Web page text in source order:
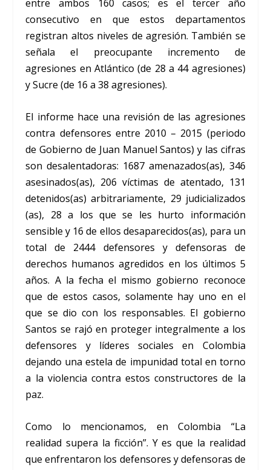
entre ambos 160 casos; es el tercer año
consecutivo en que estos departamentos
registran altos niveles de agresión. También se
señala el preocupante incremento de
agresiones en Atlántico (de 28 a 44 agresiones)
y Sucre (de 16 a 38 agresiones).
El informe hace una revisión de las agresiones
contra defensores entre 2010 – 2015 (periodo
de Gobierno de Juan Manuel Santos) y las cifras
son desalentadoras: 1687 amenazados(as), 346
asesinados(as), 206 víctimas de atentado, 131
detenidos(as) arbitrariamente, 29 judicializados
(as), 28 a los que se les hurto información
sensible y 16 de ellos desaparecidos(as), para un
total de 2444 defensores y defensoras de
derechos humanos agredidos en los últimos 5
años. A la fecha el mismo gobierno reconoce
que de estos casos, solamente hay uno en el
que se dio con los responsables. El gobierno
Santos se rajó en proteger integralmente a los
defensores y líderes sociales en Colombia
dejando una estela de impunidad total en torno
a la violencia contra estos constructores de la
paz.
Como lo mencionamos, en Colombia “La
realidad supera la ficción”. Y es que la realidad
que enfrentaron los defensores y defensoras de